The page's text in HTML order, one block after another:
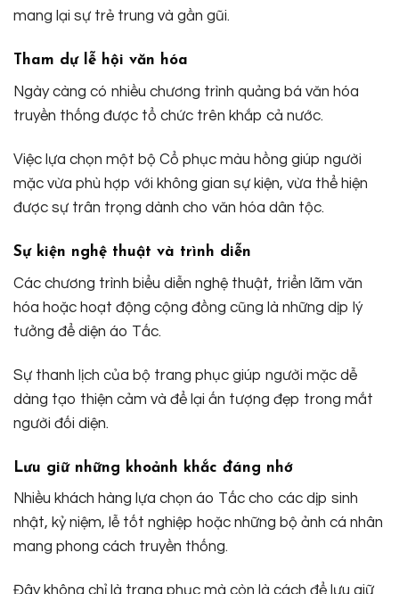
mang lại sự trẻ trung và gần gũi.
Tham dự lễ hội văn hóa
Ngày càng có nhiều chương trình quảng bá văn hóa
truyền thống được tổ chức trên khắp cả nước.
Việc lựa chọn một bộ Cổ phục màu hồng giúp người
mặc vừa phù hợp với không gian sự kiện, vừa thể hiện
được sự trân trọng dành cho văn hóa dân tộc.
Sự kiện nghệ thuật và trình diễn
Các chương trình biểu diễn nghệ thuật, triển lãm văn
hóa hoặc hoạt động cộng đồng cũng là những dịp lý
tưởng để diện áo Tấc.
Sự thanh lịch của bộ trang phục giúp người mặc dễ
dàng tạo thiện cảm và để lại ấn tượng đẹp trong mắt
người đối diện.
Lưu giữ những khoảnh khắc đáng nhớ
Nhiều khách hàng lựa chọn áo Tấc cho các dịp sinh
nhật, kỷ niệm, lễ tốt nghiệp hoặc những bộ ảnh cá nhân
mang phong cách truyền thống.